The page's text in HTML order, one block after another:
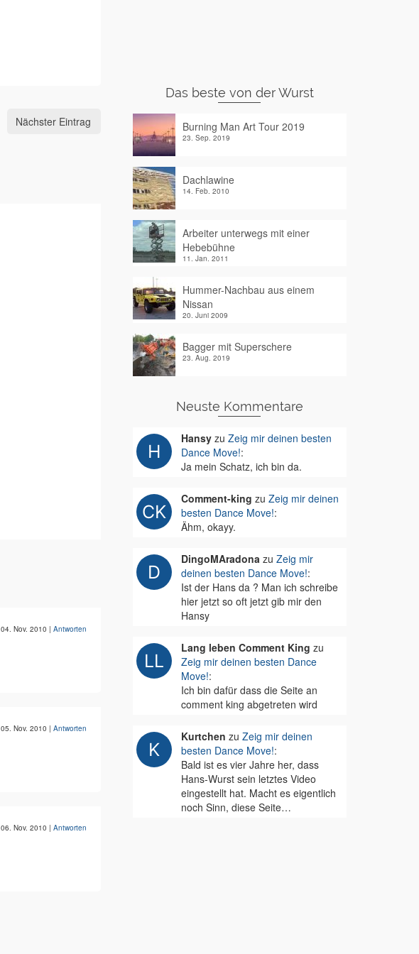
Nächster Eintrag
04. Nov. 2010 | Antworten
05. Nov. 2010 | Antworten
06. Nov. 2010 | Antworten
Das beste von der Wurst
Burning Man Art Tour 2019
23. Sep. 2019
Dachlawine
14. Feb. 2010
Arbeiter unterwegs mit einer
Hebebühne
11. Jan. 2011
Hummer-Nachbau aus einem
Nissan
20. Juni 2009
Bagger mit Superschere
23. Aug. 2019
Neuste Kommentare
Hansyzu Zeig mir deinen besten
Dance Move!:
Ja mein Schatz, ich bin da.
Comment-king zu Zeig mir deinen
besten Dance Move!:
Ähm, okayy.
DingoMAradonazu Zeig mir
deinen besten Dance Move!:
Ist der Hans da ? Man ich schreibe
hier jetzt so oft jetzt gib mir den
Hansy
Lang leben Comment King zu
Zeig mir deinen besten Dance
Move!:
Ich bin dafür dass die Seite an
comment king abgetreten wird
Kurtchen zu Zeig mir deinen
besten Dance Move!:
Bald ist es vier Jahre her, dass
Hans-Wurst sein letztes Video
eingestellt hat. Macht es eigentlich
noch Sinn, diese Seite…